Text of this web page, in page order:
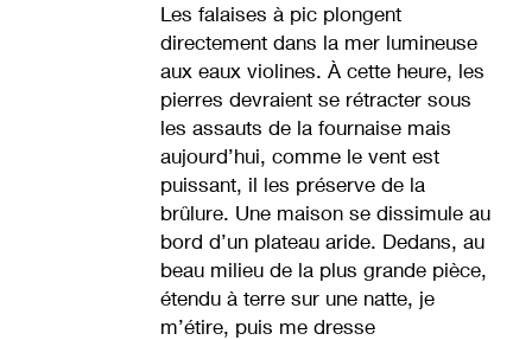
Les falaises à pic plongent
directement dans la mer lumineuse
aux eaux violines. À cette heure, les
pierres devraient se rétracter sous
les assauts de la fournaise mais
aujourd’hui, comme le vent est
puissant, il les préserve de la
brûlure. Une maison se dissimule au
bord d’un plateau aride. Dedans, au
beau milieu de la plus grande pièce,
étendu à terre sur une natte, je
m’étire, puis me dresse